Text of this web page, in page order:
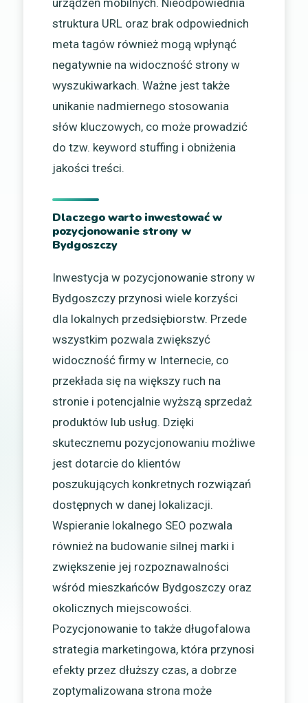
struktura URL oraz brak odpowiednich
meta tagów również mogą wpłynąć
negatywnie na widoczność strony w
wyszukiwarkach. Ważne jest także
unikanie nadmiernego stosowania
słów kluczowych, co może prowadzić
do tzw. keyword stuffing i obniżenia
jakości treści.
Dlaczego warto inwestować w
pozycjonowanie strony w
Bydgoszczy
Inwestycja w pozycjonowanie strony w
Bydgoszczy przynosi wiele korzyści
dla lokalnych przedsiębiorstw. Przede
wszystkim pozwala zwiększyć
widoczność firmy w Internecie, co
przekłada się na większy ruch na
stronie i potencjalnie wyższą sprzedaż
produktów lub usług. Dzięki
skutecznemu pozycjonowaniu możliwe
jest dotarcie do klientów
poszukujących konkretnych rozwiązań
dostępnych w danej lokalizacji.
Wspieranie lokalnego SEO pozwala
również na budowanie silnej marki i
zwiększenie jej rozpoznawalności
wśród mieszkańców Bydgoszczy oraz
okolicznych miejscowości.
Pozycjonowanie to także długofalowa
strategia marketingowa, która przynosi
efekty przez dłuższy czas, a dobrze
zoptymalizowana strona może